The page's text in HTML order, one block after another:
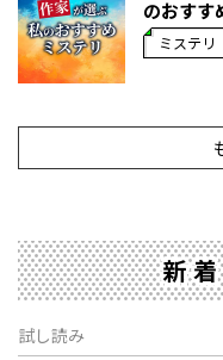
のおすす
ミステリ
新
試し読み